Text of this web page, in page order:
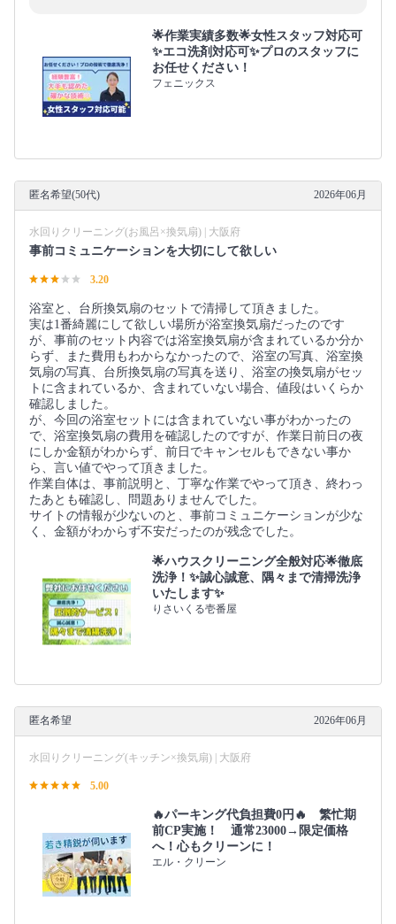
🌟作業実績多数🌟女性スタッフ対応可
✨エコ洗剤対応可✨プロのスタッフに
お任せください！
フェニックス
匿名希望(50代) 2026年06月
水回りクリーニング(お風呂×換気扇) | 大阪府
事前コミュニケーションを大切にして欲しい
3.20
浴室と、台所換気扇のセットで清掃して頂きました。
実は1番綺麗にして欲しい場所が浴室換気扇だったのです
が、事前のセット内容では浴室換気扇が含まれているか分か
らず、また費用もわからなかったので、浴室の写真、浴室換
気扇の写真、台所換気扇の写真を送り、浴室の換気扇がセッ
トに含まれているか、含まれていない場合、値段はいくらか
確認しました。
が、今回の浴室セットには含まれていない事がわかったの
で、浴室換気扇の費用を確認したのですが、作業日前日の夜
にしか金額がわからず、前日でキャンセルもできない事か
ら、言い値でやって頂きました。
作業自体は、事前説明と、丁寧な作業でやって頂き、終わっ
たあとも確認し、問題ありませんでした。
サイトの情報が少ないのと、事前コミュニケーションが少な
く、金額がわからず不安だったのが残念でした。
🌟ハウスクリーニング全般対応🌟徹底
洗浄！✨誠心誠意、隅々まで清掃洗浄
いたします✨
りさいくる壱番屋
匿名希望 2026年06月
水回りクリーニング(キッチン×換気扇) | 大阪府
5.00
🔥パーキング代負担費0円🔥 繁忙期
前CP実施！ 通常23000→限定価格
へ！心もクリーンに！
エル・クリーン